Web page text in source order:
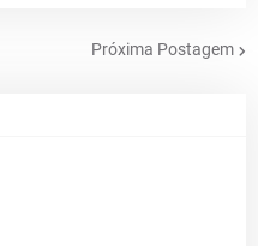
Próxima Postagem